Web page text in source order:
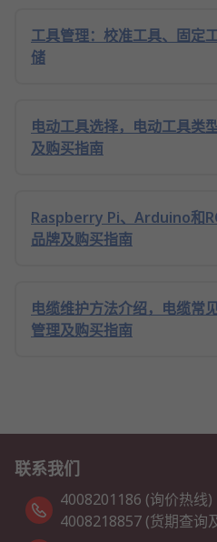
工具管理：校准工具、固定
储
电动工具选择，电动工具类
及购买指南
Raspberry Pi、Arduino和
品牌及购买指南
电缆维护方法介绍，电缆常
管理及购买指南
联系我们
4008201186 (询价热线)
4008218857 (货期查询